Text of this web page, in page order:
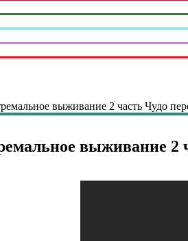
выживание 2 часть Чудо
выживание 2